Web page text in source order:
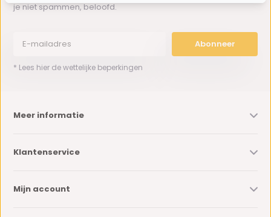
je niet spammen, beloofd.
Abonneer
* Lees hier de wettelijke beperkingen
Meer informatie
Klantenservice
Mijn account